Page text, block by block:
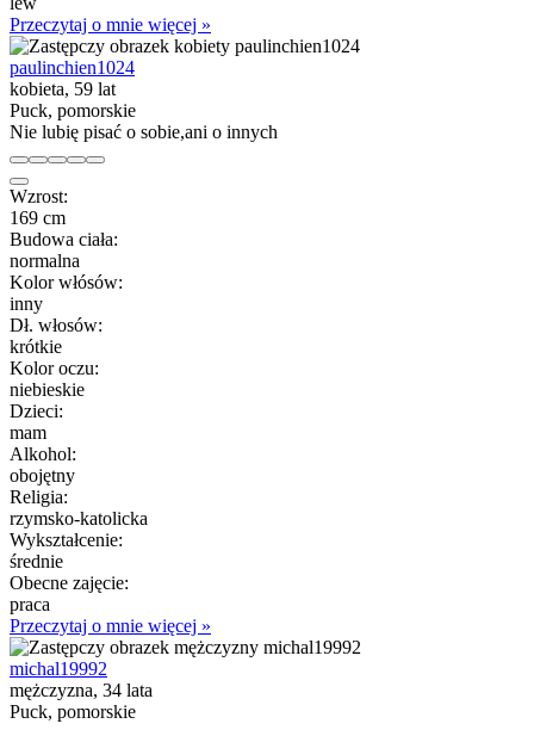
Przeczytaj o mnie więcej »
paulinchien1024
kobieta, 59 lat
Puck, pomorskie
Nie lubię pisać o sobie,ani o innych
Wzrost:
169 cm
Budowa ciała:
normalna
Kolor włósów:
inny
Dł. włosów:
krótkie
Kolor oczu:
niebieskie
Dzieci:
mam
Alkohol:
obojętny
Religia:
rzymsko-katolicka
Wykształcenie:
średnie
Obecne zajęcie:
praca
Przeczytaj o mnie więcej »
michal19992
mężczyzna, 34 lata
Puck, pomorskie